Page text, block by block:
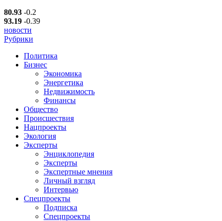
80.93 -0.2
93.19 -0.39
новости
Рубрики
Политика
Бизнес
Экономика
Энергетика
Недвижимость
Финансы
Общество
Происшествия
Нацпроекты
Экология
Эксперты
Энциклопедия
Эксперты
Экспертные мнения
Личный взгляд
Интервью
Спецпроекты
Подписка
Спецпроекты